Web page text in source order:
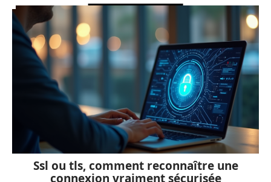
Ssl ou tls, comment reconnaître une
connexion vraiment sécurisée